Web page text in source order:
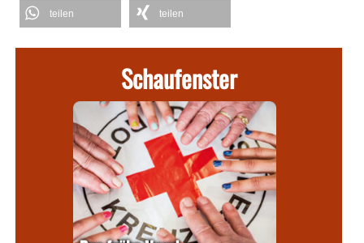
teilen teilen
Schaufenster